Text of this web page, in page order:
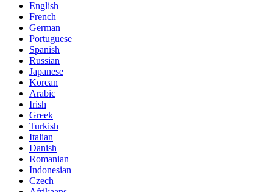
English
French
German
Portuguese
Spanish
Russian
Japanese
Korean
Arabic
Irish
Greek
Turkish
Italian
Danish
Romanian
Indonesian
Czech